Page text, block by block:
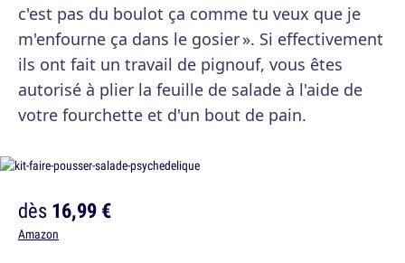
c'est pas du boulot ça comme tu veux que je
m'enfourne ça dans le gosier ». Si effectivement
ils ont fait un travail de pignouf, vous êtes
autorisé à plier la feuille de salade à l'aide de
votre fourchette et d'un bout de pain.
dès16,99 €
Amazon